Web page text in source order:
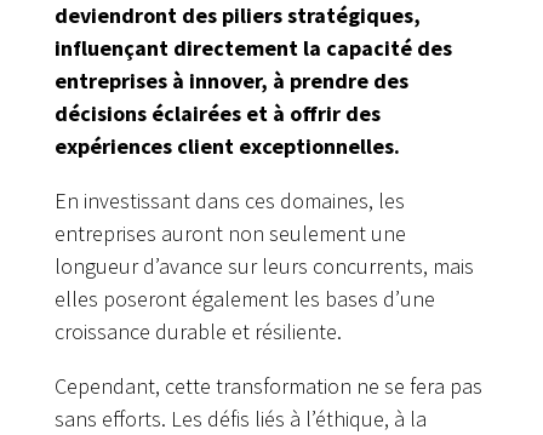
deviendront des piliers stratégiques,
influençant directement la capacité des
entreprises à innover, à prendre des
décisions éclairées et à offrir des
expériences client exceptionnelles.
En investissant dans ces domaines, les
entreprises auront non seulement une
longueur d’avance sur leurs concurrents, mais
elles poseront également les bases d’une
croissance durable et résiliente.
Cependant, cette transformation ne se fera pas
sans efforts. Les défis liés à l’éthique, à la